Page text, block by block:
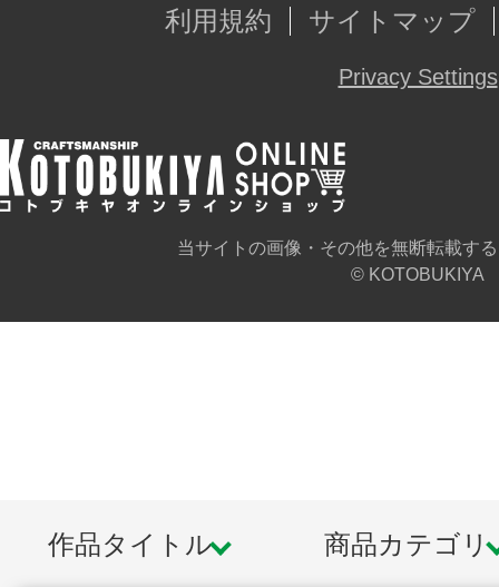
利用規約
サイトマップ
Privacy Settings
当サイトの画像・その他を無断転載す
© KOTOBUKIYA
作品タイトル 商品カテゴリ